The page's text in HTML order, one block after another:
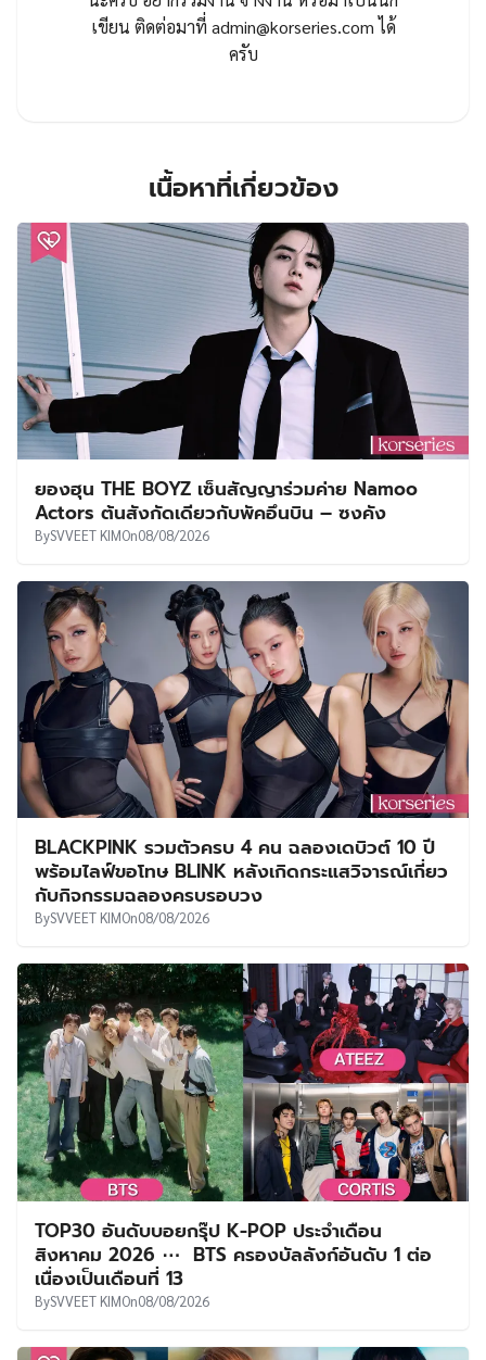
เขียน ติดต่อมาที่ admin@korseries.comได้
ครับ
เนื้อหาที่เกี่ยวข้อง
ยองฮุน THE BOYZ เซ็นสัญญาร่วมค่าย Namoo
Actors ต้นสังกัดเดียวกับพัคอึนบิน – ซงคัง
BySVVEET KIMOn08/08/2026
BLACKPINK รวมตัวครบ 4 คน ฉลองเดบิวต์ 10 ปี
พร้อมไลฟ์ขอโทษ BLINK หลังเกิดกระแสวิจารณ์เกี่ยว
กับกิจกรรมฉลองครบรอบวง
BySVVEET KIMOn08/08/2026
TOP30 อันดับบอยกรุ๊ป K-POP ประจำเดือน
สิงหาคม 2026 ⋯ BTS ครองบัลลังก์อันดับ 1 ต่อ
เนื่องเป็นเดือนที่ 13
BySVVEET KIMOn08/08/2026